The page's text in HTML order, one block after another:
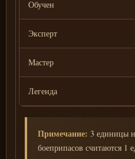
Обучен
Эксперт
Мастер
Легенда
Примечание: 3 единицы
боеприпасов считаются 1